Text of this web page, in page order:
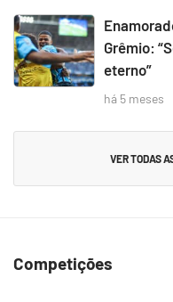
Grêmio:
eterno”
há 5 meses
VER TODAS
Competições